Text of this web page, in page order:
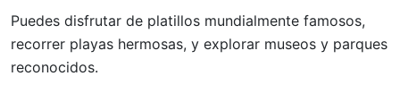
Puedes disfrutar de platillos mundialmente famosos,
recorrer playas hermosas, y explorar museos y parques
reconocidos.